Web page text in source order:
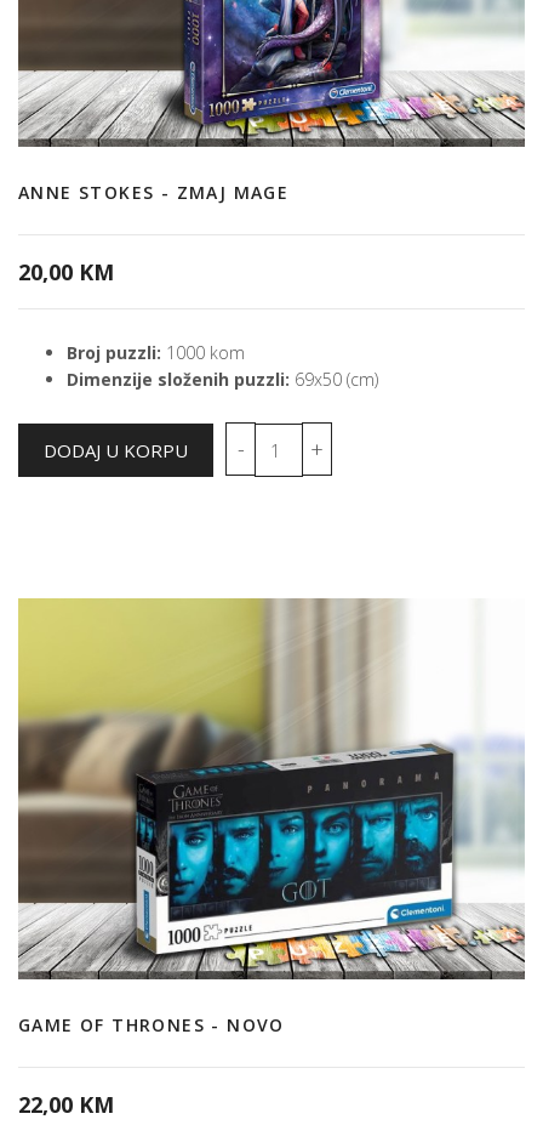
ANNE STOKES - ZMAJ MAGE
20,00 KM
Broj puzzli: 1000 kom
Dimenzije složenih puzzli: 69x50 (cm)
GAME OF THRONES - NOVO
22,00 KM